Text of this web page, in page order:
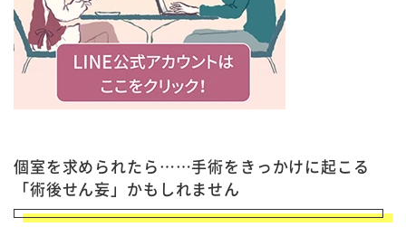
個室を求められたら……手術をきっかけに起こる
「術後せん妄」かもしれません